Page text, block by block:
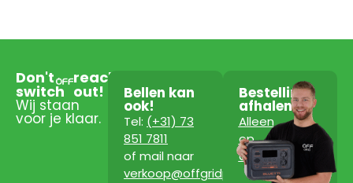
Don't
switch
reach
out!
Wij staan
voor je klaar.
Bellen kan
ook!
Tel: (+31) 73
851 7811
of mail naar
verkoop@offgridpowerstation.com
Bestelling
afhalen?
Alleen
op
afspraak!